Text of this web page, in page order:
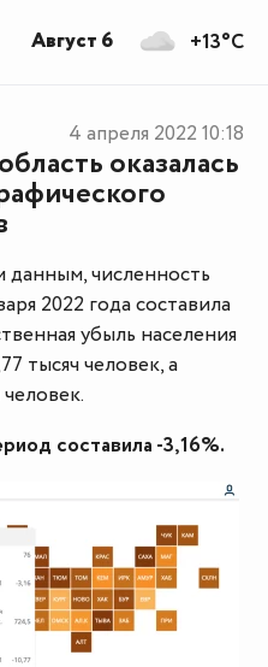
оказалась
4 апреля 2022 10:18
численность
2022 года составила
убыль населения
тысяч человек, а
составила -3,16%.
+13°C
Август 6